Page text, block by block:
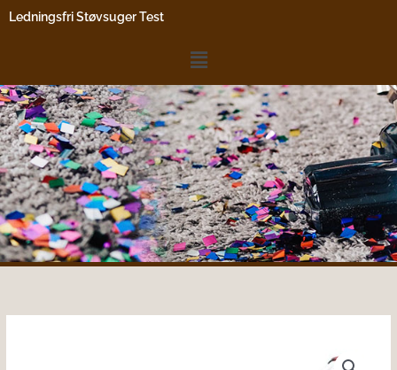
Gå
Ledningsfri Støvsuger Test
Menu